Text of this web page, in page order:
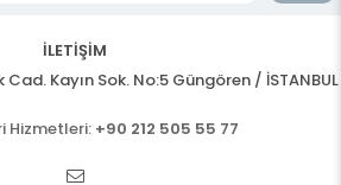
İLETİŞİM
Kayın Sok. No:5 Güngören / İSTANBUL
Hizmetleri: +90 212 505 55 77